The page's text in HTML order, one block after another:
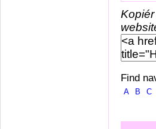
Find
A B C